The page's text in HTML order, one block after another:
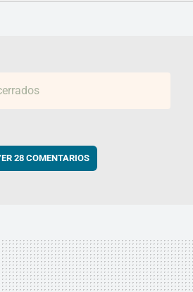
28 COMENTARIOS